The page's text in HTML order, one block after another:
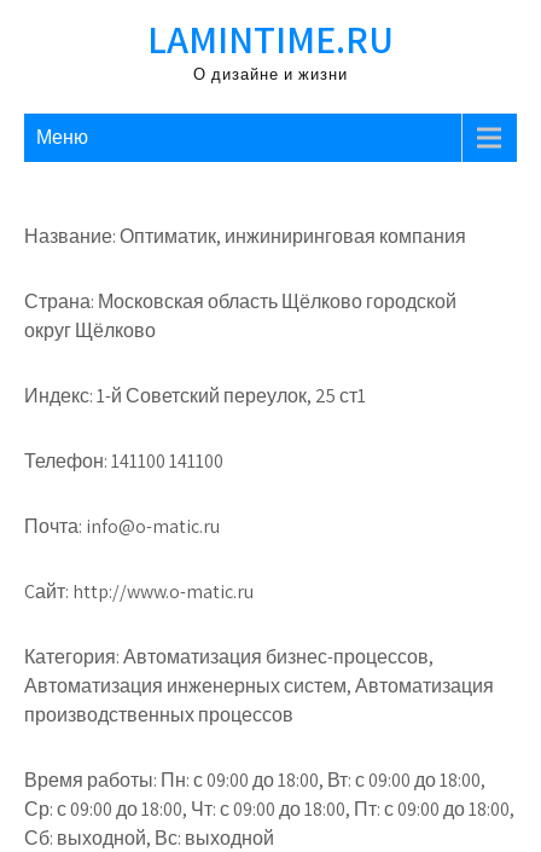
LAMINTIME.RU
О дизайне и жизни
Меню
Название: Оптиматик, инжиниринговая компания
Страна: Московская область Щёлково городской
округ Щёлково
Индекс: 1-й Советский переулок, 25 ст1
Телефон: 141100 141100
Почта: info@o-matic.ru
Cайт: http://www.o-matic.ru
Категория: Автоматизация бизнес-процессов,
Автоматизация инженерных систем, Автоматизация
производственных процессов
Время работы: Пн: с 09:00 до 18:00, Вт: с 09:00 до 18:00,
Ср: с 09:00 до 18:00, Чт: с 09:00 до 18:00, Пт: с 09:00 до 18:00,
Сб: выходной, Вс: выходной